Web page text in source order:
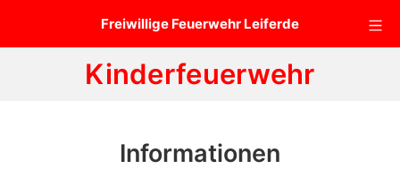
Freiwillige Feuerwehr Leiferde
Kinderfeuerwehr
Informationen